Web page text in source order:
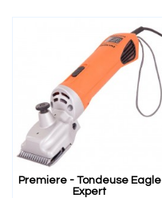
Premiere - Tondeuse Eagle
Expert